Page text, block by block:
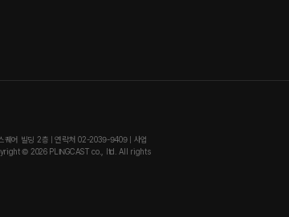
퀘어 빌딩 2층 | 연락처 02-2039-9409 | 사업
© 2026 PLINGCAST co., ltd. All rights